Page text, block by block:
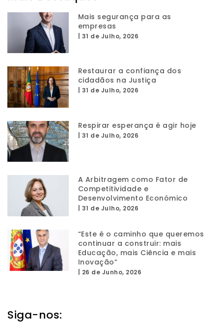
Mais segurança para as
empresas
31 de Julho, 2026
Restaurar a confiança dos
cidadãos na Justiça
31 de Julho, 2026
Respirar esperança é agir hoje
31 de Julho, 2026
A Arbitragem como Fator de
Competitividade e
Desenvolvimento Económico
31 de Julho, 2026
“Este é o caminho que queremos
continuar a construir: mais
Educação, mais Ciência e mais
Inovação”
26 de Junho, 2026
Siga-nos: